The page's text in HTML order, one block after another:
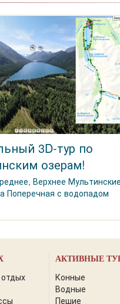
3D-тур по
озерам!
Верхнее Мультинские
Поперечная с водопадом
АКТИВНЫЕ
Конные
Водные
Пешие